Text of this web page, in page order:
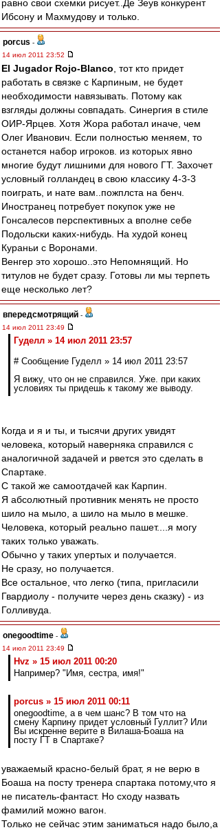
равно свои схемки рисует..Де Зеув конкурент
Ибсону и Махмудову и только.
porcus -
14 июл 2011 23:52
El Jugador Rojo-Blanco , тот кто придет
работать в связке с Карпиным, не будет
необходимости навязывать. Потому как
взгляды должны совпадать. Синергия в стиле
ОИР-Ярцев. Хотя Жора работал иначе, чем
Олег Иванович. Если полностью меняем, то
останется набор игроков. из которых явно
многие будут лишними для нового ГТ. Захочет
условный голландец в свою классику 4-3-3
поиграть, и нате вам..пожплста на бенч.
Иностранец потребует покупок уже не
Гонсалесов перспективных а вполне себе
Подольски каких-нибудь. На худой конец
Кураньи с Воронами.
Венгер это хорошо..это Непомнящий. Но
титулов не будет сразу. Готовы ли мы терпеть
еще несколько лет?
впередсмотрящий -
14 июл 2011 23:49
Гуделл » 14 июл 2011 23:57
# Сообщение Гуделл » 14 июл 2011 23:57
Я вижу, что он не справился. Уже. при каких
условиях ты придешь к такому же выводу.
Когда и я и ты, и тысячи других увидят
человека, который наверняка справился с
аналогичной задачей и рвется это сделать в
Спартаке.
С такой же самоотдачей как Карпин.
Я абсолютный противник менять не просто
шило на мыло, а шило на мыло в мешке.
Человека, который реально пашет....я могу
таких только уважать.
Обычно у таких упертых и получается.
Не сразу, но получается.
Все остальное, что легко (типа, пригласили
Гвардиолу - получите через день сказку) - из
Голливуда.
onegoodtime -
14 июл 2011 23:49
Hvz » 15 июл 2011 00:20
Например? "Имя, сестра, имя!"
porcus » 15 июл 2011 00:11
onegoodtime, а в чем шанс? В том что на
смену Карпину придет условный Гуллит? Или
Вы искренне верите в Вилаша-Боаша на
посту ГТ в Спартаке?
уважаемый красно-белый брат, я не верю в
Боаша на посту тренера спартака потому,что я
не писатель-фантаст. Но сходу назвать
фамилий можно вагон.
Только не сейчас этим заниматься надо было,а